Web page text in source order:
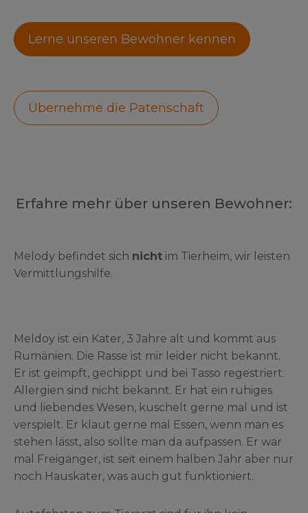
Lerne unseren Bewohner kennen
Übernehme die Patenschaft
Erfahre mehr über unseren Bewohner:
Melody befindet sich nicht im Tierheim, wir leisten
Vermittlungshilfe.
Meldoy ist ein Kater, 3 Jahre alt und kommt aus
Rumänien. Die Rasse ist mir leider nicht bekannt.
Er ist geimpft, gechippt und bei Tasso regestriert.
Allergien sind nicht bekannt. Er hat ein ruhiges
und liebendes Wesen, kuschelt gerne mal und ist
verspielt. Er klaut gerne mal Essen, wenn man es
stehen lässt, also sollte man da aufpassen. Er war
mal Freigänger, ist seit einem halben Jahr aber nur
noch Hauskater, was auch gut funktioniert.